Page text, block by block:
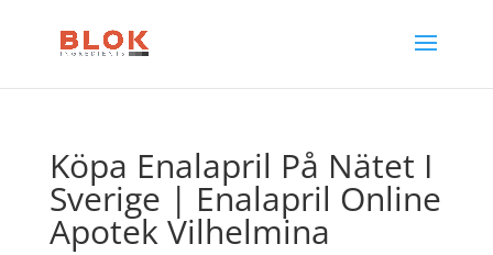
Köpa Enalapril På Nätet I
Sverige | Enalapril Online
Apotek Vilhelmina